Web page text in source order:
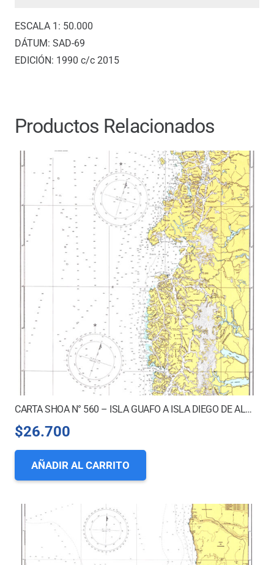
ESCALA 1: 50.000
DÁTUM: SAD-69
EDICIÓN: 1990 c/c 2015
Productos Relacionados
CARTA SHOA N° 560 – ISLA GUAFO A ISLA DIEGO DE ALMAGRO
$26.700
AÑADIR AL CARRITO